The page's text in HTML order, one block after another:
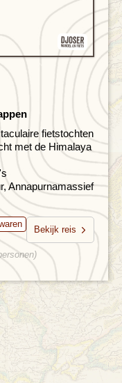
fietstochten
met de Himalaya
Annapurnamassief
Bekijk reis